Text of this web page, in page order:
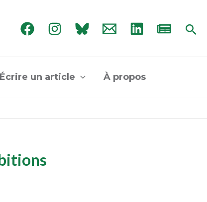
Écrire un article À propos